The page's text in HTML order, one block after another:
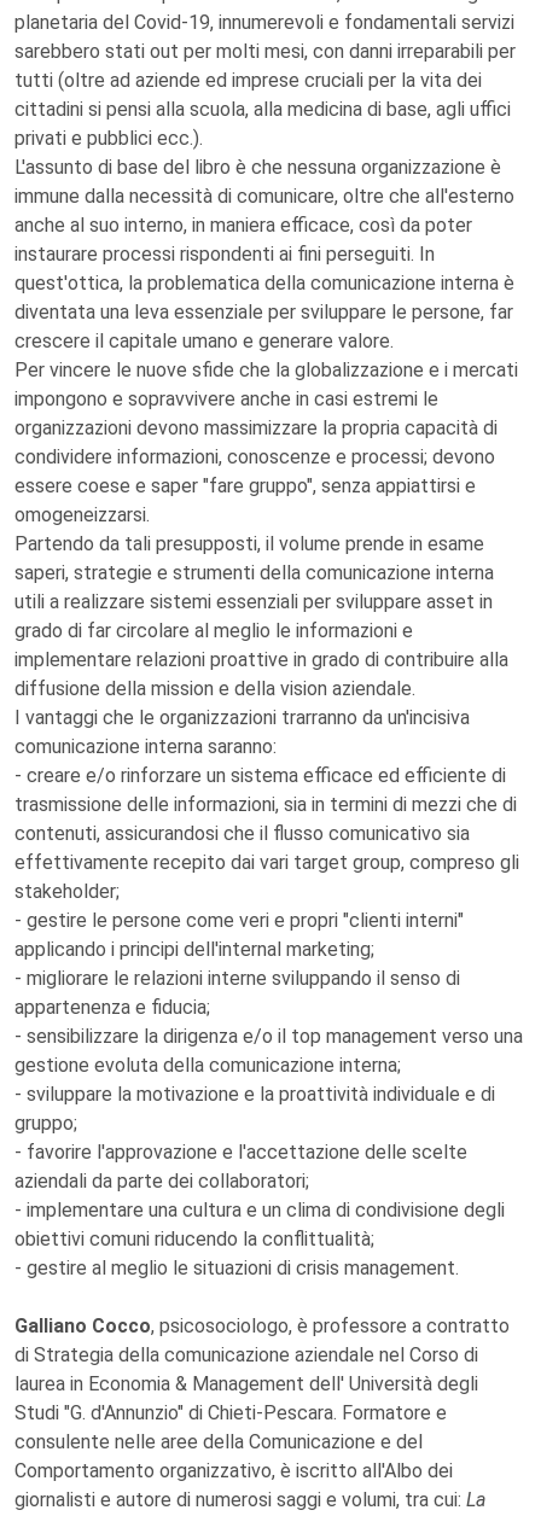
planetaria del Covid-19, innumerevoli e fondamentali servizi
sarebbero stati out per molti mesi, con danni irreparabili per
tutti (oltre ad aziende ed imprese cruciali per la vita dei
cittadini si pensi alla scuola, alla medicina di base, agli uffici
privati e pubblici ecc.).
L'assunto di base del libro è che nessuna organizzazione è
immune dalla necessità di comunicare, oltre che all'esterno
anche al suo interno, in maniera efficace, così da poter
instaurare processi rispondenti ai fini perseguiti. In
quest'ottica, la problematica della comunicazione interna è
diventata una leva essenziale per sviluppare le persone, far
crescere il capitale umano e generare valore.
Per vincere le nuove sfide che la globalizzazione e i mercati
impongono e sopravvivere anche in casi estremi le
organizzazioni devono massimizzare la propria capacità di
condividere informazioni, conoscenze e processi; devono
essere coese e saper "fare gruppo", senza appiattirsi e
omogeneizzarsi.
Partendo da tali presupposti, il volume prende in esame
saperi, strategie e strumenti della comunicazione interna
utili a realizzare sistemi essenziali per sviluppare asset in
grado di far circolare al meglio le informazioni e
implementare relazioni proattive in grado di contribuire alla
diffusione della mission e della vision aziendale.
I vantaggi che le organizzazioni trarranno da un'incisiva
comunicazione interna saranno:
- creare e/o rinforzare un sistema efficace ed efficiente di
trasmissione delle informazioni, sia in termini di mezzi che di
contenuti, assicurandosi che il flusso comunicativo sia
effettivamente recepito dai vari target group, compreso gli
stakeholder;
- gestire le persone come veri e propri "clienti interni"
applicando i principi dell'internal marketing;
- migliorare le relazioni interne sviluppando il senso di
appartenenza e fiducia;
- sensibilizzare la dirigenza e/o il top management verso una
gestione evoluta della comunicazione interna;
- sviluppare la motivazione e la proattività individuale e di
gruppo;
- favorire l'approvazione e l'accettazione delle scelte
aziendali da parte dei collaboratori;
- implementare una cultura e un clima di condivisione degli
obiettivi comuni riducendo la conflittualità;
- gestire al meglio le situazioni di crisis management.
Galliano Cocco, psicosociologo, è professore a contratto
di Strategia della comunicazione aziendale nel Corso di
laurea in Economia & Management dell' Università degli
Studi "G. d'Annunzio" di Chieti-Pescara. Formatore e
consulente nelle aree della Comunicazione e del
Comportamento organizzativo, è iscritto all'Albo dei
giornalisti e autore di numerosi saggi e volumi, tra cui: La